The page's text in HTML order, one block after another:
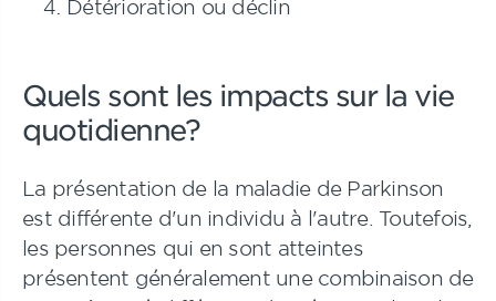
Détérioration ou déclin
Quels sont les impacts sur la vie
quotidienne?
La présentation de la maladie de Parkinson
est différente d'un individu à l'autre. Toutefois,
les personnes qui en sont atteintes
présentent généralement une combinaison de